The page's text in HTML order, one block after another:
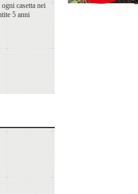
casetta nei
5 anni